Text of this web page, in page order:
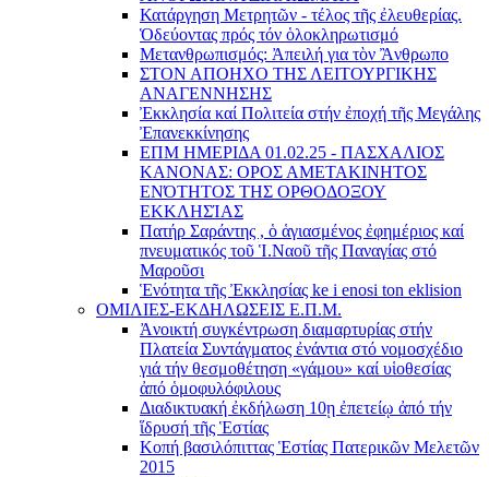
Κατάργηση Μετρητῶν - τέλος τῆς ἐλευθερίας.
Ὁδεύοντας πρός τόν ὁλοκληρωτισμό
Μετανθρωπισμός: Ἀπειλή για τὸν Ἂνθρωπο
ΣΤΟΝ ΑΠΟΗΧΟ ΤΗΣ ΛΕΙΤΟΥΡΓΙΚΗΣ
ΑΝΑΓΕΝΝΗΣΗΣ
Ἐκκλησία καί Πολιτεία στήν ἐποχή τῆς Μεγάλης
Ἐπανεκκίνησης
ΕΠΜ ΗΜΕΡΙΔΑ 01.02.25 - ΠΑΣΧΑΛΙΟΣ
ΚΑΝΟΝΑΣ: ΟΡΟΣ ΑΜΕΤΑΚΙΝΗΤΟΣ
ΕΝΌΤΗΤΟΣ ΤΗΣ ΟΡΘΟΔΟΞΟΥ
ΕΚΚΛΗΣΊΑΣ
Πατήρ Σαράντης , ὁ ἁγιασμένος ἐφημέριος καί
πνευματικός τοῦ Ἱ.Ναοῦ τῆς Παναγίας στό
Μαροῦσι
Ἑνότητα τῆς Ἐκκλησίας ke i enosi ton eklision
ΟΜΙΛΙΕΣ-ΕΚΔΗΛΩΣΕΙΣ Ε.Π.Μ.
Ἀνοικτή συγκέντρωση διαμαρτυρίας στήν
Πλατεία Συντάγματος ἐνάντια στό νομοσχέδιο
γιά τήν θεσμοθέτηση «γάμου» καί υἱοθεσίας
ἀπό ὁμοφυλόφιλους
Διαδικτυακή ἐκδήλωση 10ῃ ἐπετείῳ ἀπό τήν
ἵδρυσή τῆς Ἑστίας
Κοπή βασιλόπιττας Ἑστίας Πατερικῶν Μελετῶν
2015